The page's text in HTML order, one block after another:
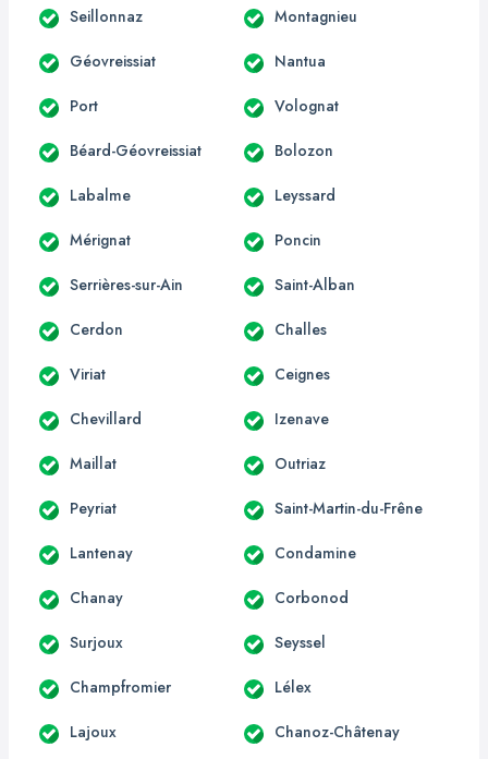
Seillonnaz Montagnieu
Géovreissiat Nantua
Port Volognat
Béard-Géovreissiat Bolozon
Labalme Leyssard
Mérignat Poncin
Serrières-sur-Ain Saint-Alban
Cerdon Challes
Viriat Ceignes
Chevillard Izenave
Maillat Outriaz
Peyriat Saint-Martin-du-Frêne
Lantenay Condamine
Chanay Corbonod
Surjoux Seyssel
Champfromier Lélex
Lajoux Chanoz-Châtenay